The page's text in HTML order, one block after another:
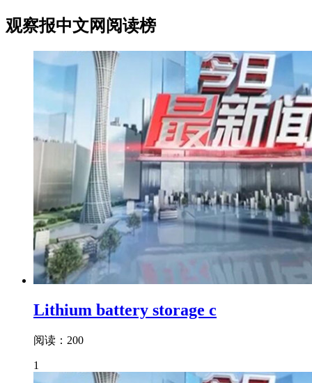
观察报中文网阅读榜
Lithium battery storage c
阅读：200
1